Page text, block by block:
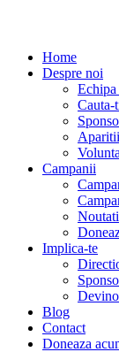
Home
Despre noi
Echipa
Cauta-
Campanii
Noutati
Implica-te
Blog
Contact
Doneaza